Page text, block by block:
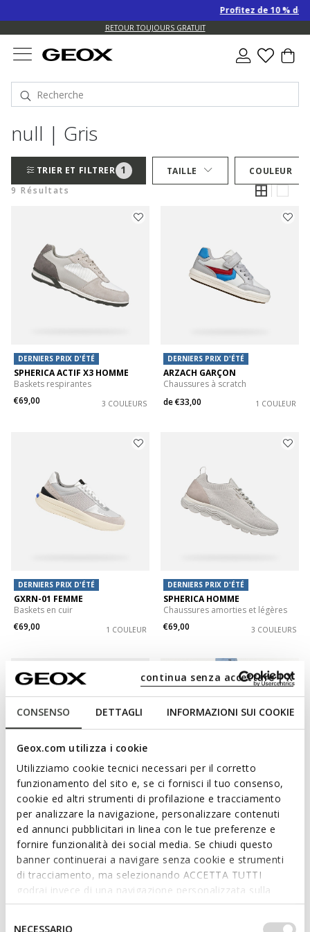
CONSENSO DETTAGLI INFORMAZIONI SUI COOKIE
Geox.com utilizza i cookie
Utilizziamo cookie tecnici necessari per il corretto
funzionamento del sito e, se ci fornisci il tuo consenso,
cookie ed altri strumenti di profilazione e tracciamento
per analizzare la navigazione, personalizzare contenuti
ed annunci pubblicitari in linea con le tue preferenze e
fornire funzionalità dei social media. Se chiudi questo
banner continuerai a navigare senza cookie e strumenti
di tracciamento, ma selezionando ACCETTA TUTTI
godrai invece di una navigazione personalizzata sulla
base dei tuoi gusti ed interessi. Selezionando
IMPOSTAZIONI potrai anche scegliere quali cookies ed
NECESSARIO
continua senza accettare | X
Profitez de 10 % de
RETOUR TOUJOURS GRATUIT
null | Gris
TRIER ET FILTRER 1 TAILLE
COULEUR
9 Résultats
DERNIERS PRIX D'ÉTÉ
SPHERICA ACTIF X3 HOMME
Baskets respirantes
€69,00
3 COULEURS
DERNIERS PRIX D'ÉTÉ
ARZACH GARÇON
Chaussures à scratch
de€33,00 1 COULEUR
DERNIERS PRIX D'ÉTÉ
GXRN-01 FEMME
Baskets en cuir
€69,00
1 COULEUR
DERNIERS PRIX D'ÉTÉ
SPHERICA HOMME
Chaussures amorties et légères
€69,00
3 COULEURS
DERNIERS PRIX D'ÉTÉ
POLO HOMME
Polo en coton
2 COULEURS
DERNIERS PRIX D'ÉTÉ
SPHERICA HOMME
Doudoune légère à capuche
2 COULEURS